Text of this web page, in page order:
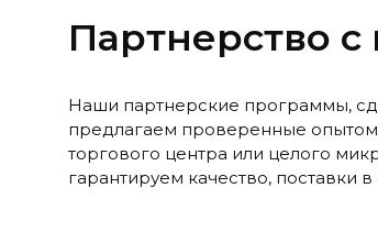
Партнерство
Наши партнерские программы,
предлагаем проверенные
торгового центра или целого
гарантируем качество, поставки